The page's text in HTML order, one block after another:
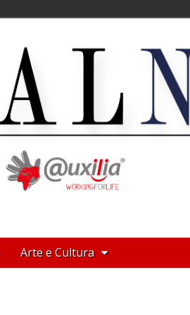
Arte e Cultura